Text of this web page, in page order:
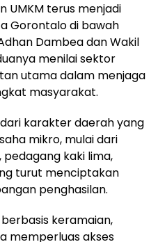
UMKM terus menjadi
Gorontalo di bawah
Dambea dan Wakil
menilai sektor
utama dalam menjaga
masyarakat.
karakter daerah yang
mikro, mulai dari
kaki lima,
turut menciptakan
penghasilan.
keramaian,
memperluas akses